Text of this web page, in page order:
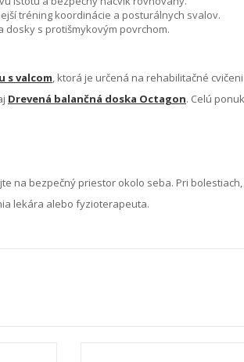
tréning koordinácie a posturálnych svalov.
s protišmykovým povrchom.
s valcom, ktorá je určená na rehabilitačné
Drevená balančná doska Octagon. Celú
na bezpečný priestor okolo seba. Pri
lekára alebo fyzioterapeuta.